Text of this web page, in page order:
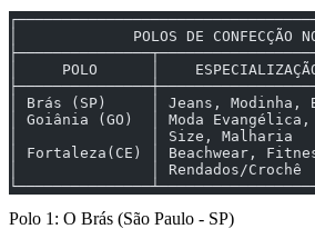
│             POLOS DE
│     POLO      │
│ Brás (SP)     │ Jeans,
│ Goiânia (GO)  │ Moda
│               │ Size, Malharia
│ Fortaleza(CE) │ Beachwear,
│               │ Rendados/
Polo 1: O Brás (São Paulo - SP)